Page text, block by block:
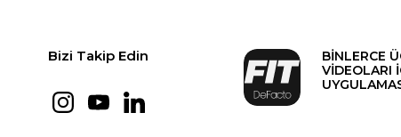
Bizi Takip Edin
BİNLERCE
VİDEOLARI